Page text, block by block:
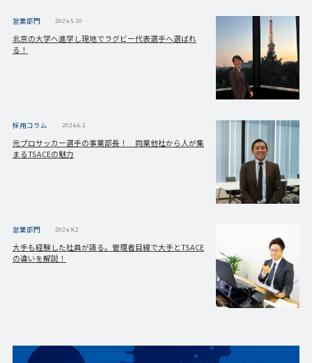
営業部門 2024.5.10
北京の大学へ進学し現地でラグビー代表選手へ選ばれ
る！
採用コラム 2024.6.1
元プロサッカー選手の事業部長！ 同業他社から人が集
まるTSACEの魅力
営業部門 2024.8.2
大手も経験した社員が語る。管理者目線で大手とTSACE
の違いを解説！